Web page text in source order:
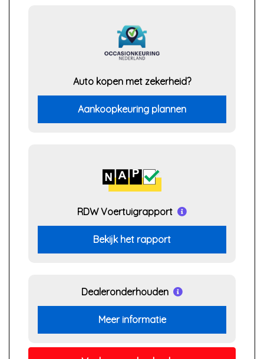
Auto kopen met zekerheid?
Aankoopkeuring plannen
RDW Voertuigrapport
Bekijk het rapport
Dealeronderhouden
Meer informatie